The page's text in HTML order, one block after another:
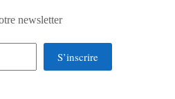
newsletter
S’inscrire